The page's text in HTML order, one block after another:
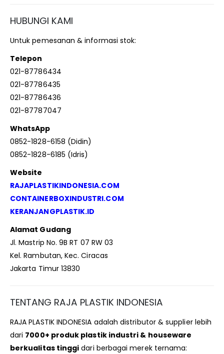
HUBUNGI KAMI
Untuk pemesanan & informasi stok:
Telepon
021-87786434
021-87786435
021-87786436
021-87787047
WhatsApp
0852-1828-6158 (Didin)
0852-1828-6185 (Idris)
Website
RAJAPLASTIKINDONESIA.COM
CONTAINERBOXINDUSTRI.COM
KERANJANGPLASTIK.ID
Alamat Gudang
Jl. Mastrip No. 9B RT 07 RW 03
Kel. Rambutan, Kec. Ciracas
Jakarta Timur 13830
TENTANG RAJA PLASTIK INDONESIA
RAJA PLASTIK INDONESIA adalah distributor & supplier lebih
dari 7000+ produk plastik industri & houseware
berkualitas tinggi dari berbagai merek ternama: